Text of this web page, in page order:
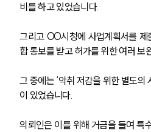
비를 하고 있었습니다.
그리고 OO시청에 사업계획서를
합 통보를 받고 허가를 위한 여러 보
그 중에는 ‘악취 저감을 위한 별도의
이 있었습니다.
의뢰인은 이를 위해 거금을 들여 특